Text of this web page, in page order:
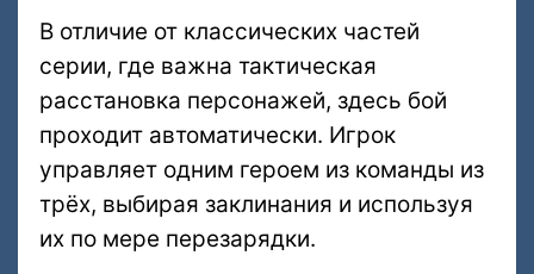
В отличие от классических частей
серии, где важна тактическая
расстановка персонажей, здесь бой
проходит автоматически. Игрок
управляет одним героем из команды из
трёх, выбирая заклинания и используя
их по мере перезарядки.